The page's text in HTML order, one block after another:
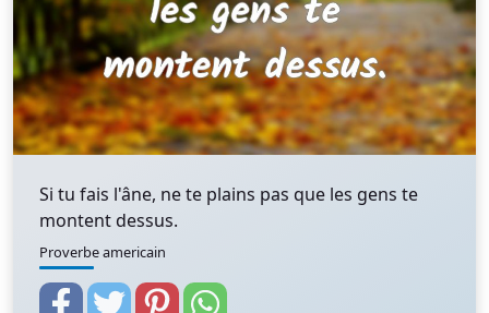
Si tu fais l'âne, ne te plains pas que les gens te
montent dessus.
Proverbe americain